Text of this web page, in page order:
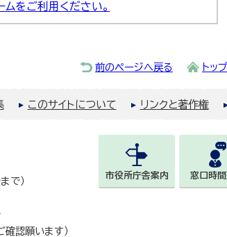
をご利用ください。
前のページへ戻る トッ
このサイトについて リンクと著作権
で）
確認願います）
市役所庁舎案内 窓口時